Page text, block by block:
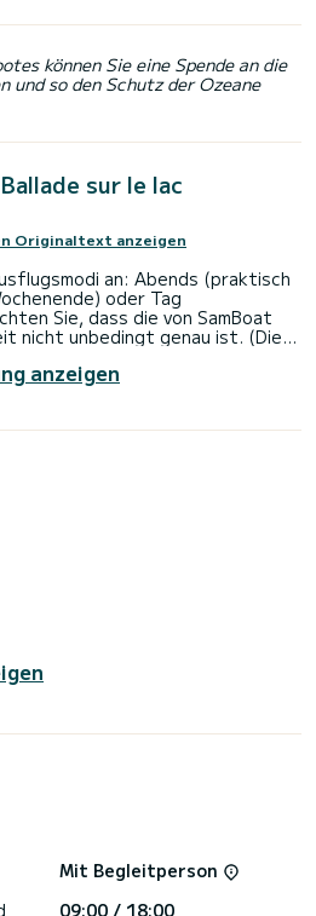
können Sie eine Spende an die
und so den Schutz der Ozeane
sur le lac
Originaltext anzeigen
an: Abends (praktisch
oder Tag
Sie, dass die von SamBoat
nicht unbedingt genau ist. (Dies
einschränkend). Ich werde die
Austauschs bestätigen.
anzeigen
Mit Begleitperson
09:00 / 18:00